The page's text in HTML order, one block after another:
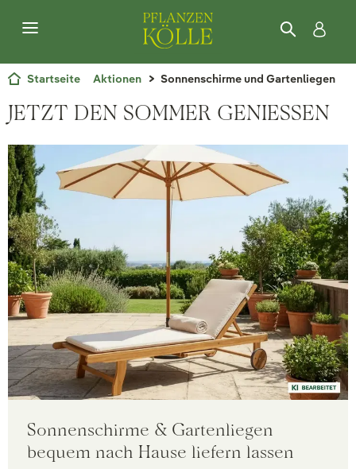
Startseite Aktionen Sonnenschirme und Gartenliegen
JETZT DEN SOMMER GENIESSEN
Sonnenschirme & Gartenliegen
bequem nach Hause liefern lassen